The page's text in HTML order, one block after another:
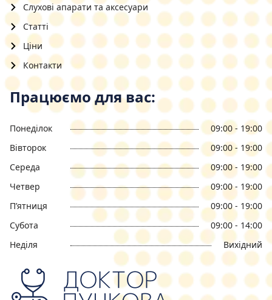
Слухові апарати та аксесуари
Статті
Ціни
Контакти
Працюємо для вас:
Понеділок
09:00 - 19:00
Вівторок
09:00 - 19:00
Середа
09:00 - 19:00
Четвер
09:00 - 19:00
П’ятниця
09:00 - 19:00
Субота
09:00 - 14:00
Неділя
Вихідний